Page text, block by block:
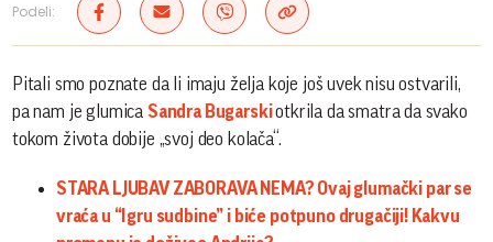
Podeli:
Pitali smo poznate da li imaju želja koje još uvek nisu ostvarili,
pa nam je glumica Sandra Bugarskiotkrila da smatra da svako
tokom života dobije „svoj deo kolača“.
STARA LJUBAV ZABORAVA NEMA? Ovaj glumački par se
vraća u “Igru sudbine” i biće potpuno drugačiji! Kakvu